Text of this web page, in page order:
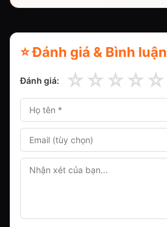
⭐ Đánh giá & Bình luận
Đánh giá: ☆ ☆ ☆ ☆ ☆